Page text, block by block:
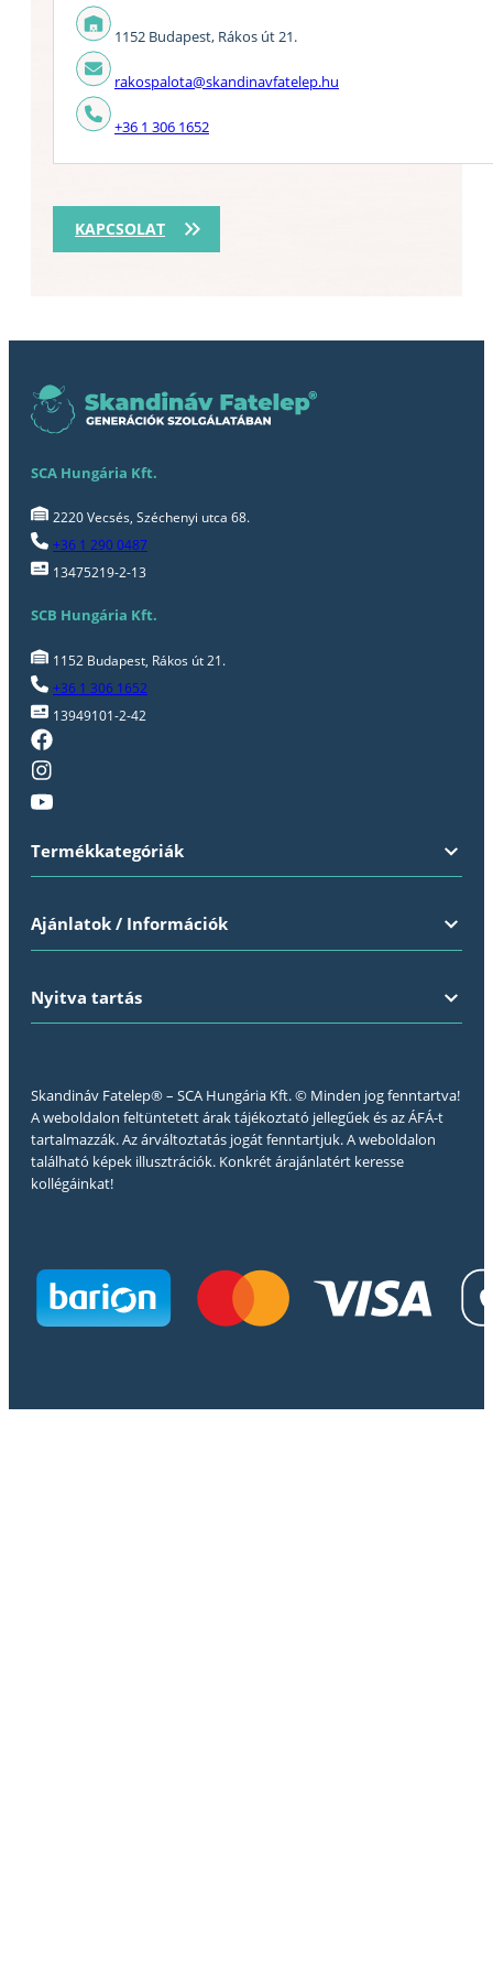
KAPCSOLAT
1152 Budapest, Rákos út 21.
rakospalota@skandinavfatelep.hu
+36 1 306 1652
SCA Hungária Kft.
2220 Vecsés, Széchenyi utca 68.
+36 1 290 0487
13475219-2-13
SCB Hungária Kft.
1152 Budapest, Rákos út 21.
+36 1 306 1652
13949101-2-42
Termékkategóriák
Ajánlatok / Információk
Nyitva tartás
Skandináv Fatelep® – SCA Hungária Kft. © Minden jog fenntartva!
A weboldalon feltüntetett árak tájékoztató jellegűek és az ÁFÁ-t
tartalmazzák. Az árváltoztatás jogát fenntartjuk. A weboldalon
található képek illusztrációk. Konkrét árajánlatért keresse
kollégáinkat!